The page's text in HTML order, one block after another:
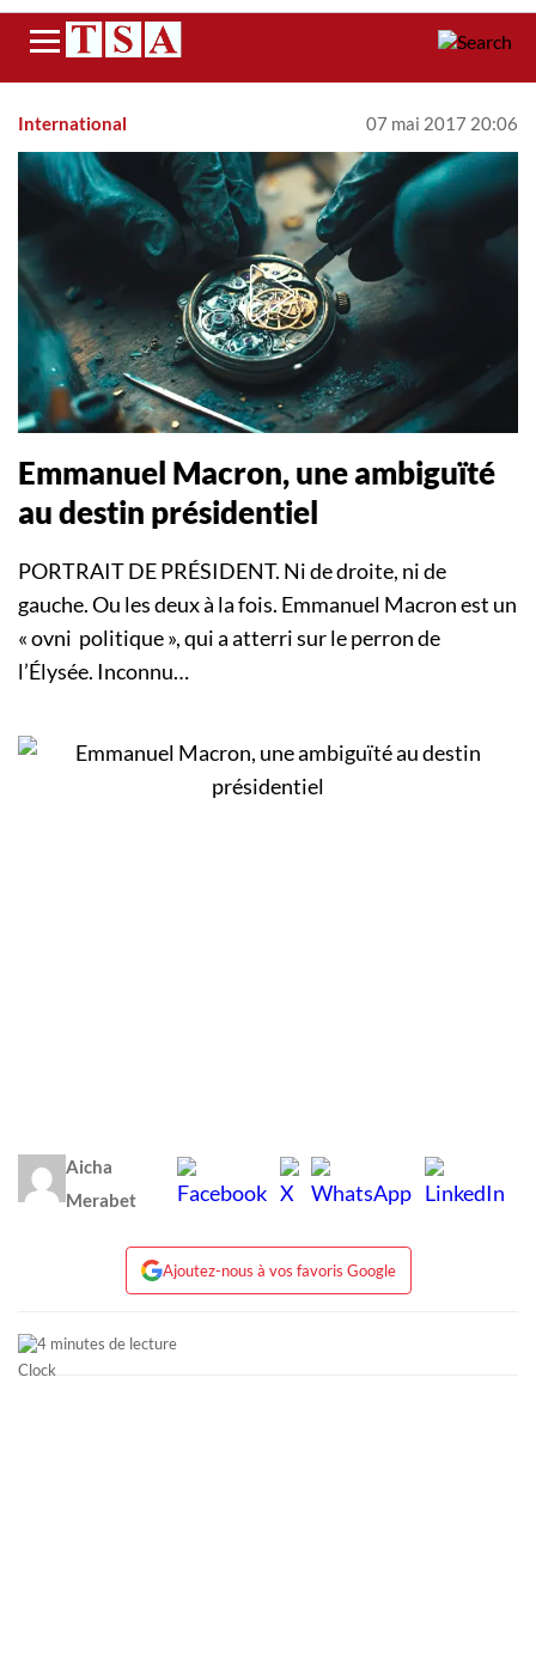
Menu
International 07 mai 2017 20:06
Emmanuel Macron, une ambiguïté
au destin présidentiel
PORTRAIT DE PRÉSIDENT. Ni de droite, ni de
gauche. Ou les deux à la fois. Emmanuel Macron est un
« ovni politique », qui a atterri sur le perron de
l’Élysée. Inconnu…
Aicha
Merabet
Ajoutez-nous à vos favoris Google
4 minutes de lecture